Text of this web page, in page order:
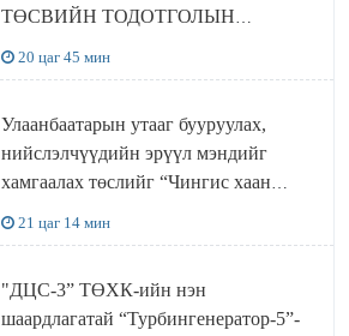
ТӨСВИЙН ТОДОТГОЛЫН
20 цаг 45 мин
Улаанбаатарын утааг бууруулах,
нийслэлчүүдийн эрүүл мэндийг
хамгаалах төслийг “Чингис хаан
21 цаг 14 мин
"ДЦС-3” ТӨХК-ийн нэн
шаардлагатай “Турбингенератор-5”-